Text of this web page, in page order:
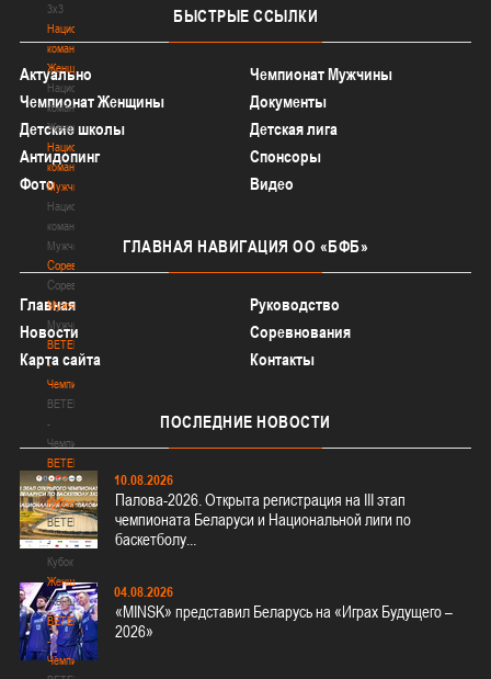
3х3
Национальная
команда.
Женщины
Национальная
команда.
Женщины
Национальная
команда.
Мужчины
Национальная
команда.
Мужчины
Соревнования
Соревнования
Мужчины
Мужчины
BETERA
-
Чемпионат
BETERA
-
Чемпионат
BETERA
-
Кубок
BETERA
-
Кубок
Женщины
Женщины
BETERA
-
Чемпионат
БЫСТРЫЕ ССЫЛКИ
Актуально
Чемпионат Мужчины
Чемпионат Женщины
Документы
Детские школы
Детская лига
Антидопинг
Спонсоры
Фото
Видео
ГЛАВНАЯ НАВИГАЦИЯ ОО «БФБ»
Главная
Руководство
Новости
Соревнования
Карта сайта
Контакты
ПОСЛЕДНИЕ НОВОСТИ
10.08.2026
Палова-2026. Открыта регистрация на III этап
чемпионата Беларуси и Национальной лиги по
баскетболу...
04.08.2026
«MINSK» представил Беларусь на «Играх Будущего –
2026»